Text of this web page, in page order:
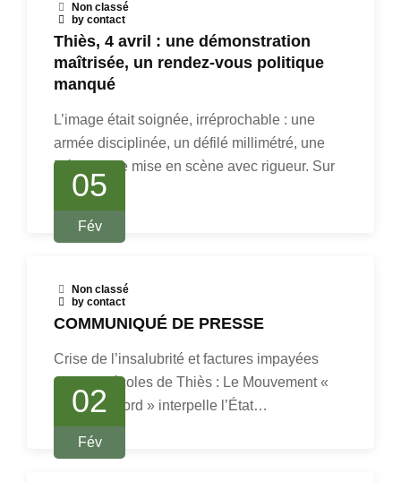
Non classé
by contact
‎Thiès, 4 avril : une démonstration
maîtrisée, un rendez-vous politique
manqué‎
L’image était soignée, irréprochable : une
armée disciplinée, un défilé millimétré, une
République mise en scène avec rigueur. Sur
le…05
Fév
Non classé
by contact
​COMMUNIQUÉ DE PRESSE
​Crise de l’insalubrité et factures impayées
dans les écoles de Thiès : Le Mouvement «
Thiès d’Abord » interpelle l’État…
02
Fév